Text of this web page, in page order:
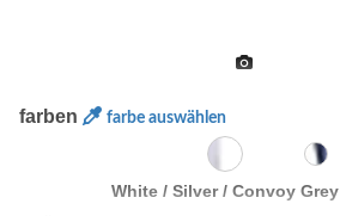
farben farbe auswählen
White / Silver / Convoy Grey